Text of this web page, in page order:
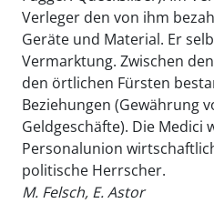
Verleger den von ihm
Geräte und Material. Er
Vermarktung. Zwischen
den örtlichen Fürsten
Beziehungen (Gewährung
Geldgeschäfte). Die Medici
Personalunion
politische Herrscher.
M. Felsch, E. Astor